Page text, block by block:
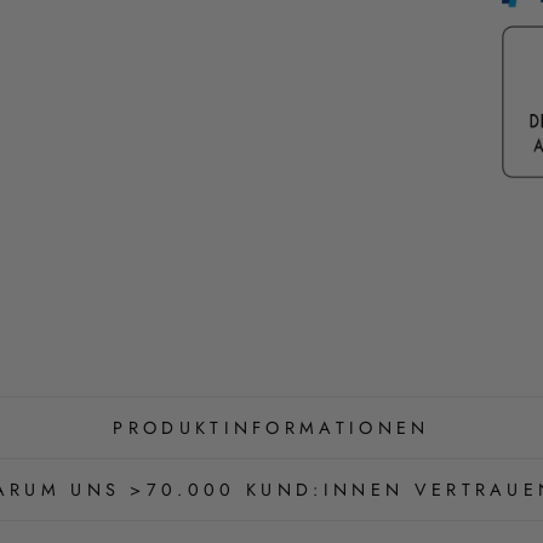
PRODUKTINFORMATIONEN
UNS >70.000 KUND:INNEN